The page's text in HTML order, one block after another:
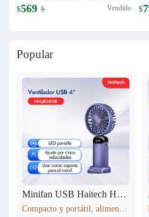
$569 $ Vendido $
Popular
Minifan USB Haitech HSF-N15